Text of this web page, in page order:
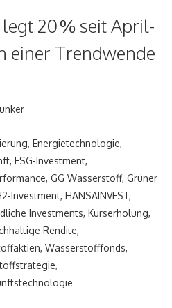
20 % seit April-
einer Trendwende
,Energietechnologie,
, ESG-Investment,
, GG Wasserstoff, Grüner
Investment, HANSAINVEST,
Investments, Kurserholung,
Rendite,
, Wasserstofffonds,
,